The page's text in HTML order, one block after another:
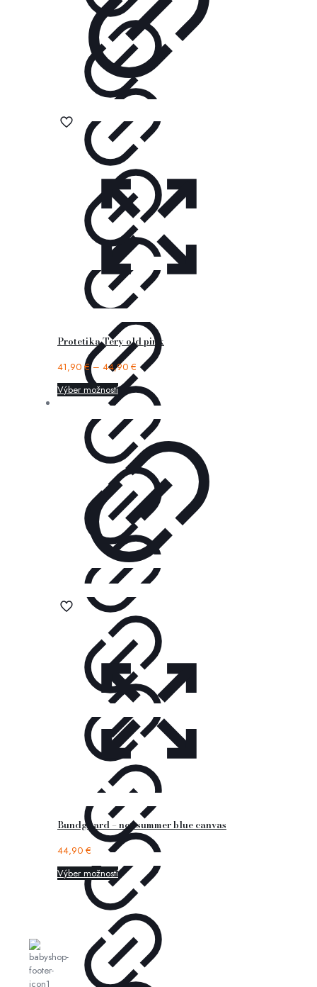
Protetika Tery old pink
41,90 €– 44,90 €
Výber možností
Bundgaard – nor summer blue canvas
44,90 €
Výber možností